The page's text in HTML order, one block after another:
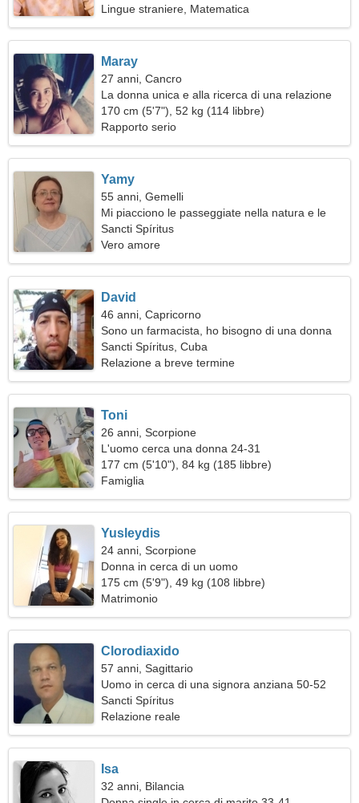
Lingue straniere, Matematica
Maray
27 anni, Cancro
La donna unica e alla ricerca di una relazione
seria
170 cm (5'7"), 52 kg (114 libbre)
Rapporto serio
Yamy
55 anni, Gemelli
Mi piacciono le passeggiate nella natura e le
macchine
Sancti Spíritus
Vero amore
David
46 anni, Capricorno
Sono un farmacista, ho bisogno di una donna
divertente
Sancti Spíritus, Cuba
Relazione a breve termine
Toni
26 anni, Scorpione
L'uomo cerca una donna 24-31
177 cm (5'10"), 84 kg (185 libbre)
Famiglia
Yusleydis
24 anni, Scorpione
Donna in cerca di un uomo
175 cm (5'9"), 49 kg (108 libbre)
Matrimonio
Clorodiaxido
57 anni, Sagittario
Uomo in cerca di una signora anziana 50-52
Sancti Spíritus
Relazione reale
Isa
32 anni, Bilancia